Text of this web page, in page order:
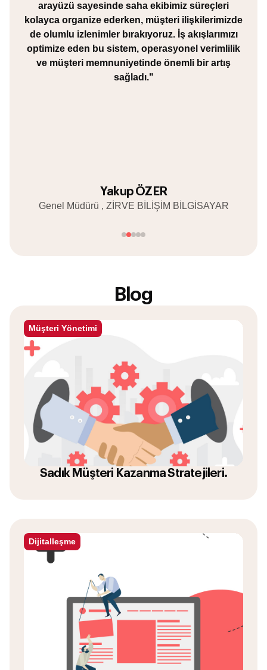
arayüzü sayesinde saha ekibimiz süreçleri
kolayca organize ederken, müşteri ilişkilerimizde
de olumlu izlenimler bırakıyoruz. İş akışlarımızı
optimize eden bu sistem, operasyonel verimlilik
ve müşteri memnuniyetinde önemli bir artış
sağladı."
Yakup ÖZER
Genel Müdürü , ZİRVE BİLİŞİM BİLGİSAYAR
Blog
Müşteri Yönetimi
Sadık Müşteri Kazanma Stratejileri.
Dijitalleşme